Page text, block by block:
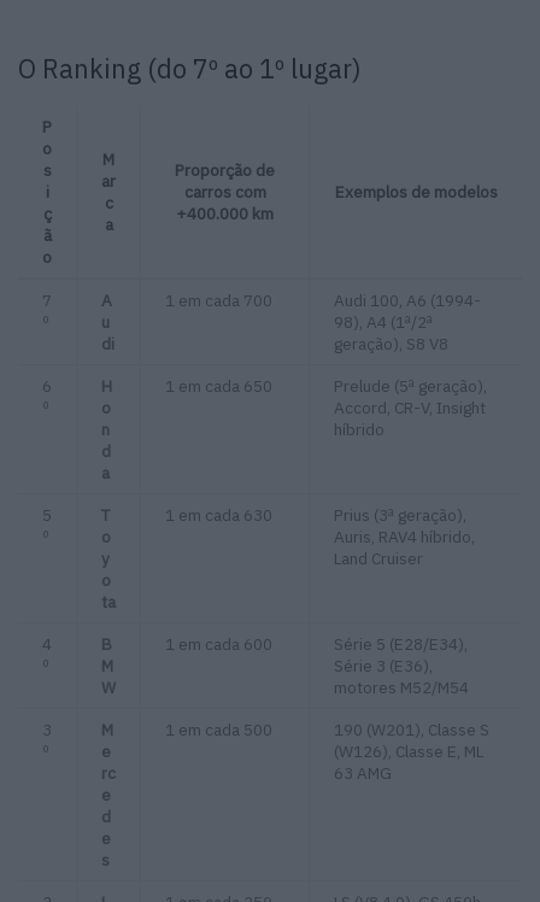
O Ranking (do 7º ao 1º lugar)
P
o
s
i
ç
ã
o
M
ar
c
a
Proporção de
carros com
+400.000 km
Exemplos de modelos
7
º
A
u
di
1 em cada 700
Audi 100, A6 (1994-
98), A4 (1ª/2ª
geração), S8 V8
6
º
H
o
n
d
a
1 em cada 650
Prelude (5ª geração),
Accord, CR-V, Insight
híbrido
5
º
T
o
y
o
ta
1 em cada 630
Prius (3ª geração),
Auris, RAV4 híbrido,
Land Cruiser
4
º
B
M
W
1 em cada 600
Série 5 (E28/E34),
Série 3 (E36),
motores M52/M54
3
º
M
e
rc
e
d
e
s
1 em cada 500
190 (W201), Classe S
(W126), Classe E, ML
63 AMG